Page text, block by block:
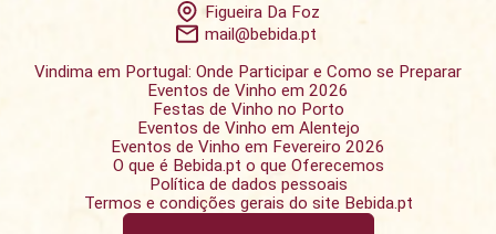
Figueira Da Foz
mail@bebida.pt
Vindima em Portugal: Onde Participar e Como se Preparar
Eventos de Vinho em 2026
Festas de Vinho no Porto
Eventos de Vinho em Alentejo
Eventos de Vinho em Fevereiro 2026
O que é Bebida.pt o que Oferecemos
Política de dados pessoais
Termos e condições gerais do site Bebida.pt